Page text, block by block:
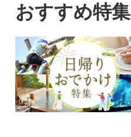
おすすめ特集